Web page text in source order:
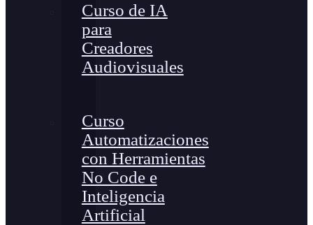
Curso de IA
para
Creadores
Audiovisuales
Curso
Automatizaciones
con Herramientas
No Code e
Inteligencia
Artificial